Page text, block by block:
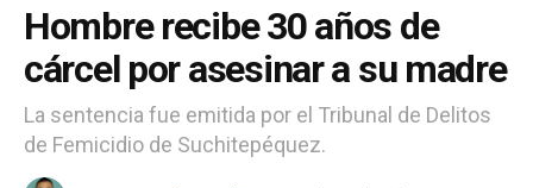
Hombre recibe 30 años de
cárcel por asesinar a su madre
La sentencia fue emitida por el Tribunal de Delitos
de Femicidio de Suchitepéquez.